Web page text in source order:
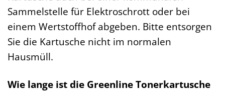
Sammelstelle für Elektroschrott oder bei
einem Wertstoffhof abgeben. Bitte entsorgen
Sie die Kartusche nicht im normalen
Hausmüll.
Wie lange ist die Greenline Tonerkartusche